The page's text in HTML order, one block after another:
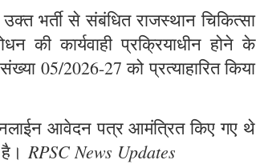
भर्ती से संबंधित राजस्थान चिकित्सा
कार्यवाही प्रक्रियाधीन होने के
05/2026-27 को प्रत्याहारित किया
आवेदन पत्र आमंत्रित किए गए थे
RPSC News Updates